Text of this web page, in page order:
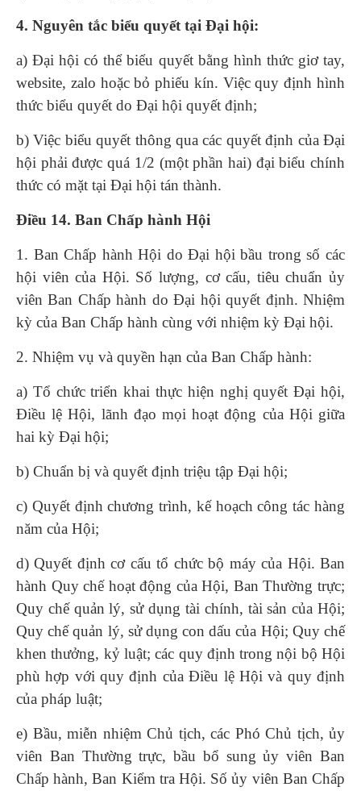
4. Nguyên tắc biểu quyết tại Đại hội:
a) Đại hội có thể biểu quyết bằng hình thức giơ tay,
website, zalo hoặc bỏ phiếu kín. Việc quy định hình
thức biểu quyết do Đại hội quyết định;
b) Việc biểu quyết thông qua các quyết định của Đại
hội phải được quá 1/2 (một phần hai) đại biểu chính
thức có mặt tại Đại hội tán thành.
Điều 14. Ban Chấp hành Hội
1. Ban Chấp hành Hội do Đại hội bầu trong số các
hội viên của Hội. Số lượng, cơ cấu, tiêu chuẩn ủy
viên Ban Chấp hành do Đại hội quyết định. Nhiệm
kỳ của Ban Chấp hành cùng với nhiệm kỳ Đại hội.
2. Nhiệm vụ và quyền hạn của Ban Chấp hành:
a) Tổ chức triển khai thực hiện nghị quyết Đại hội,
Điều lệ Hội, lãnh đạo mọi hoạt động của Hội giữa
hai kỳ Đại hội;
b) Chuẩn bị và quyết định triệu tập Đại hội;
c) Quyết định chương trình, kế hoạch công tác hàng
năm của Hội;
d) Quyết định cơ cấu tổ chức bộ máy của Hội. Ban
hành Quy chế hoạt động của Hội, Ban Thường trực;
Quy chế quản lý, sử dụng tài chính, tài sản của Hội;
Quy chế quản lý, sử dụng con dấu của Hội; Quy chế
khen thưởng, kỷ luật; các quy định trong nội bộ Hội
phù hợp với quy định của Điều lệ Hội và quy định
của pháp luật;
e) Bầu, miễn nhiệm Chủ tịch, các Phó Chủ tịch, ủy
viên Ban Thường trực, bầu bổ sung ủy viên Ban
Chấp hành, Ban Kiểm tra Hội. Số ủy viên Ban Chấp